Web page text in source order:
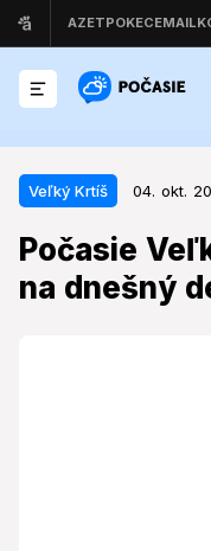
Veľký Krtíš 04. okt.
Počasie
na dnešný
Veľký Krtíš 04.
Počasie
na dnešný